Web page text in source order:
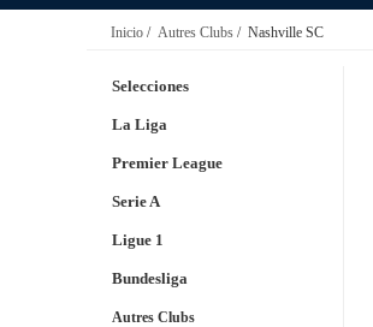
Inicio / Autres Clubs / Nashville SC
Selecciones
La Liga
Premier League
Serie A
Ligue 1
Bundesliga
Autres Clubs